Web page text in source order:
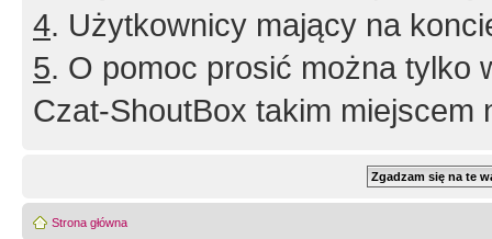
4. Użytkownicy mający na
5. O pomoc prosić można tylko
Czat-ShoutBox takim miejscem
Strona główna